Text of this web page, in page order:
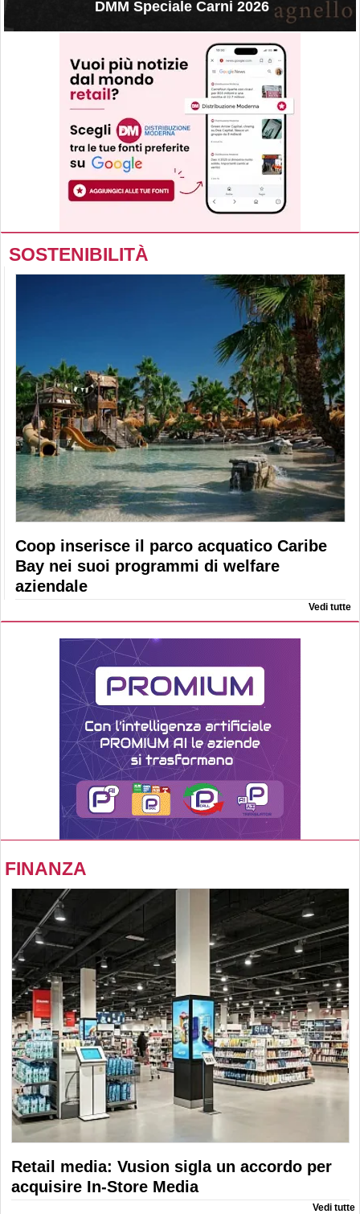
DMM Speciale Carni 2026
SOSTENIBILITÀ
Coop inserisce il parco acquatico Caribe
Bay nei suoi programmi di welfare
aziendale
Vedi tutte
FINANZA
Retail media: Vusion sigla un accordo per
acquisire In-Store Media
Vedi tutte